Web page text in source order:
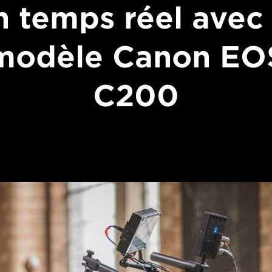
temps réel avec
Canon
C200